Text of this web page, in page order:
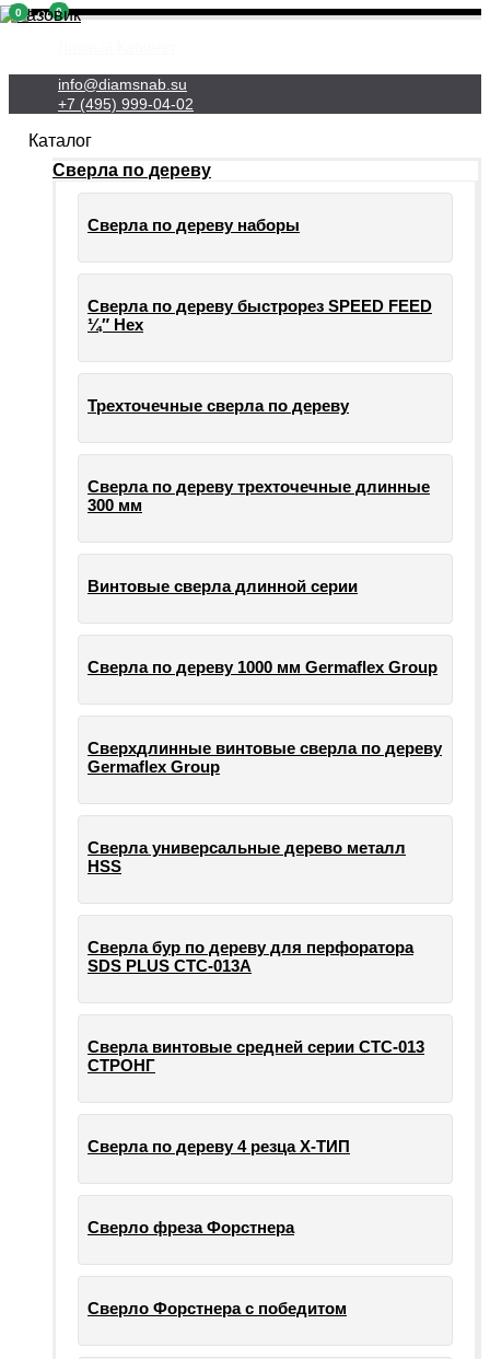
info@diamsnab.su
+7 (495) 999-04-02
0
Каталог
Сверла по дереву
Сверла по дереву наборы
Сверла по дереву быстрорез SPEED FEED
¼″ Hex
Трехточечные сверла по дереву
Сверла по дереву трехточечные длинные
300 мм
Винтовые сверла длинной серии
Сверла по дереву 1000 мм Germaflex Group
Сверхдлинные винтовые сверла по дереву
Germaflex Group
Сверла универсальные дерево металл
HSS
Cверла бур по дереву для перфоратора
SDS PLUS СТС-013А
Сверла винтовые средней серии СТС-013
СТРОНГ
Сверла по дереву 4 резца Х-ТИП
Сверло фреза Форстнера
Сверло Форстнера с победитом
0